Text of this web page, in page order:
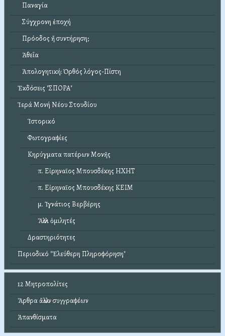
Παναγία
Σύγχρονη ἐποχή
Πρόοδος ἤ συντήρηση;
Ἀθεΐα
Ἀπολογητική: Ὀρθός λόγος-Πίστη
Ἐκδόσεις "ΣΠΟΡΑ"
Ἱερά Μονή Νέου Στουδίου
Ἱστορικό
Φωτογραφίες
Κηρύγματα πατέρων Μονῆς
π. Εἰρηναῖος Μπουσδέκης ΗΧΗΤ
π. Εἰρηναῖος Μπουσδέκης ΚΕΙΜ
μ. Ἰγνάτιος Βερβέρης
Ἄλλοι ὁμιλητές
Δραστηριότητες
Περιοδικό "Ἐλεύθερη Πληροφόρηση"
12 Μητροπολίτες
Ἄρθρα ἄλλων συγγραφέων
Ἀπανθίσματα